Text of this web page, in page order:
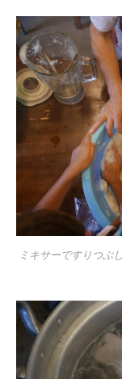
ミキサーですりつぶ